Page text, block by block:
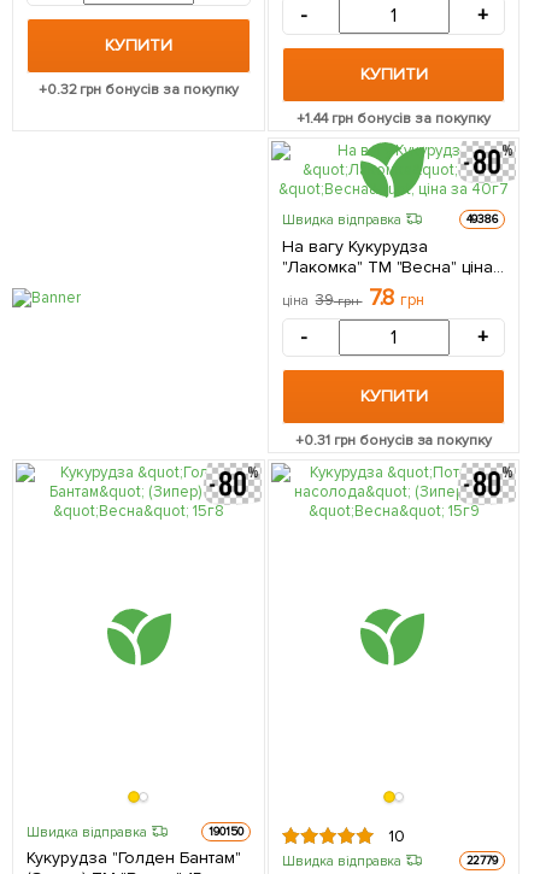
КУПИТИ
+0.32грн бонусів за покупку
- +
КУПИТИ
+1.44грн бонусів за покупку
Швидка відправка 49386
На вагу Кукурудза
"Лакомка" ТМ "Весна" ціна
ціна 39грн 7.8 грн
- +
КУПИТИ
+0.31грн бонусів за покупку
Швидка відправка 190150
Кукурудза "Голден Бантам"
10
Швидка відправка 22779